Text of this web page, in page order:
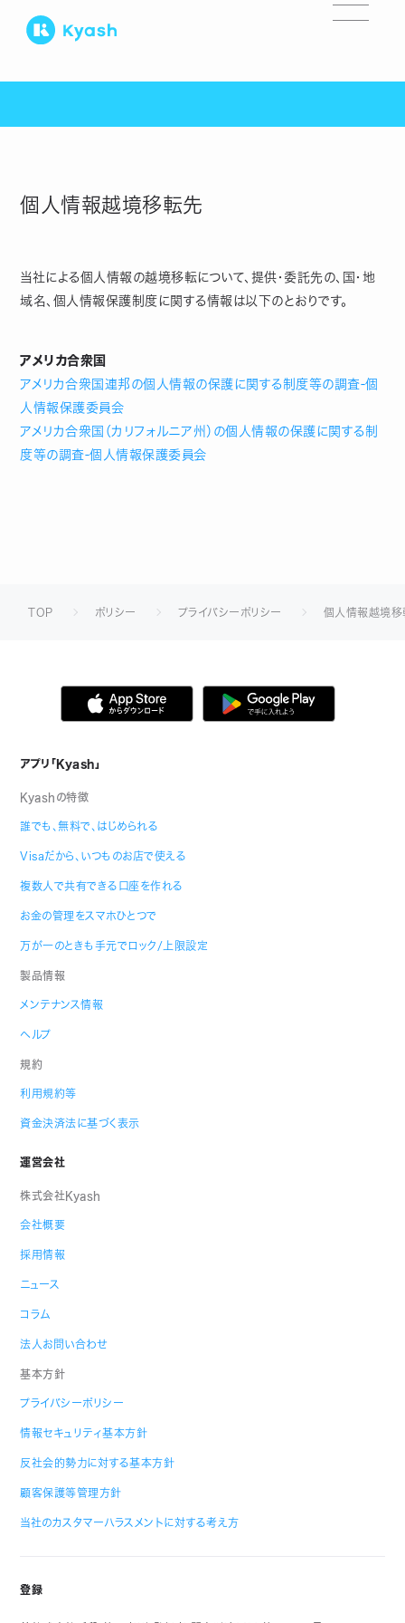
個人情報越境移転先
当社による個人情報の越境移転について、提供・委託先の、国・地
域名、個人情報保護制度に関する情報は以下のとおりです。
アメリカ合衆国
アメリカ合衆国連邦の個人情報の保護に関する制度等の調査‐個
人情報保護委員会
アメリカ合衆国（カリフォルニア州）の個人情報の保護に関する制
度等の調査‐個人情報保護委員会
TOP ポリシー プライバシーポリシー 個人情報越境移
アプリ「Kyash」
Kyashの特徴
誰でも、無料で、はじめられる
Visaだから、いつものお店で使える
複数人で共有できる口座を作れる
お金の管理をスマホひとつで
万が一のときも手元でロック/上限設定
製品情報
メンテナンス情報
ヘルプ
規約
利用規約等
資金決済法に基づく表示
運営会社
株式会社Kyash
会社概要
採用情報
ニュース
コラム
法人お問い合わせ
基本方針
プライバシーポリシー
情報セキュリティ基本方針
反社会的勢力に対する基本方針
顧客保護等管理方針
当社のカスタマーハラスメントに対する考え方
登録